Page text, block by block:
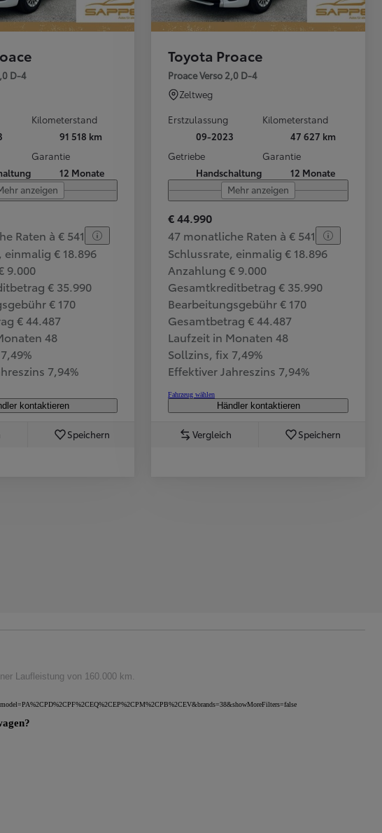
D-4
Kilometerstand
91 518 km
Garantie
12 Monate
anzeigen
Raten à € 541
einmalig € 18.896
9.000
€ 35.990
€ 170
€ 44.487
48
7,94%
kontaktieren
Speichern
Toyota Proace
Proace Verso 2,0 D-4
Zeltweg
Erstzulassung
09-2023
Kilometerstand
47 627 km
Getriebe
Handschaltung
Garantie
12 Monate
Mehr anzeigen
€ 44.990
47 monatliche Raten à € 541
Schlussrate, einmalig € 18.896
Anzahlung € 9.000
Gesamtkreditbetrag € 35.990
Bearbeitungsgebühr € 170
Gesamtbetrag € 44.487
Laufzeit in Monaten 48
Sollzins, fix 7,49%
Effektiver Jahreszins 7,94%
Fahrzeug wählen
Händler kontaktieren
Vergleich Speichern
Laufleistung von 160.000 km.